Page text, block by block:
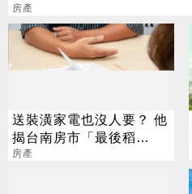
房產
送裝潢家電也沒人要？ 他
揭台南房市「最後稻
草」：還不是主跌段
房產